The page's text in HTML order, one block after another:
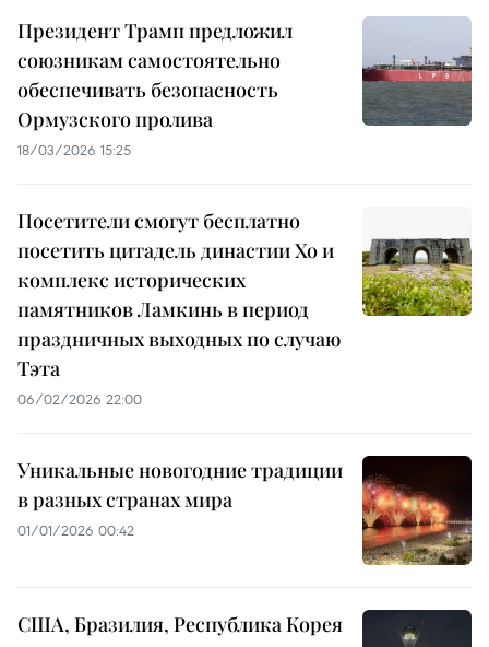
Президент Трамп предложил
союзникам самостоятельно
обеспечивать безопасность
Ормузского пролива
18/03/2026 15:25
Посетители смогут бесплатно
посетить цитадель династии Хо и
комплекс исторических
памятников Ламкинь в период
праздничных выходных по случаю
Тэта
06/02/2026 22:00
Уникальные новогодние традиции
в разных странах мира
01/01/2026 00:42
США, Бразилия, Республика Корея